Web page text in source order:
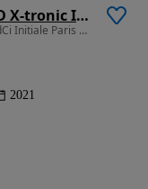
Renault Koleos BLUE dCi 185 4WD X-tronic INITIALE PARIS
1997 cm3 • 183 CP • Renault Koleos 2.0 BLUE dCi Initiale Paris 4x4
2021